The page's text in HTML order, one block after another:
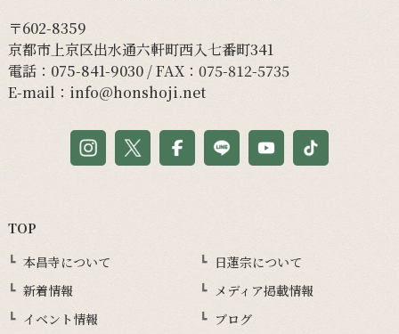
〒602-8359
京都市上京区出水通六軒町西入七番町341
電話： 075-841-9030/ FAX：075-812-5735
E-mail： info@honshoji.net
TOP
本昌寺について
日蓮宗について
新着情報
メディア掲載情報
イベント情報
ブログ